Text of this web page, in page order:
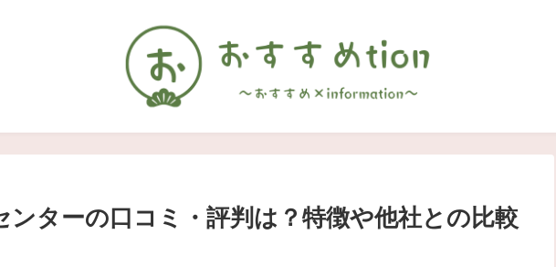
ターの口コミ・評判は？特徴や他社との比較